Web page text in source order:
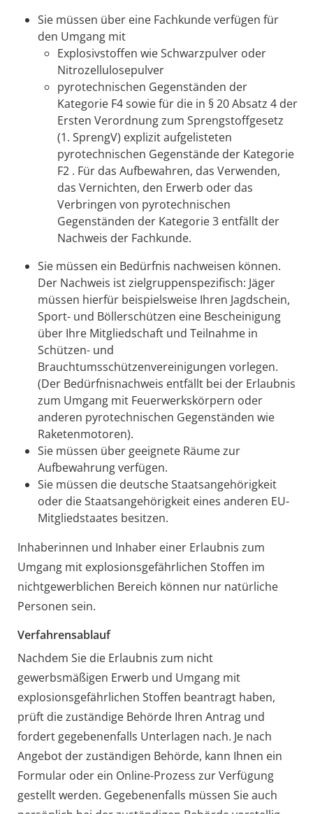
Sie müssen über eine Fachkunde verfügen für
den Umgang mit
Explosivstoffen wie Schwarzpulver oder
Nitrozellulosepulver
pyrotechnischen Gegenständen der
Kategorie F4 sowie für die in § 20 Absatz 4 der
Ersten Verordnung zum Sprengstoffgesetz
(1. SprengV) explizit aufgelisteten
pyrotechnischen Gegenstände der Kategorie
F2 . Für das Aufbewahren, das Verwenden,
das Vernichten, den Erwerb oder das
Verbringen von pyrotechnischen
Gegenständen der Kategorie 3 entfällt der
Nachweis der Fachkunde.
Sie müssen ein Bedürfnis nachweisen können.
Der Nachweis ist zielgruppenspezifisch: Jäger
müssen hierfür beispielsweise Ihren Jagdschein,
Sport- und Böllerschützen eine Bescheinigung
über Ihre Mitgliedschaft und Teilnahme in
Schützen- und
Brauchtumsschützenvereinigungen vorlegen.
(Der Bedürfnisnachweis entfällt bei der Erlaubnis
zum Umgang mit Feuerwerkskörpern oder
anderen pyrotechnischen Gegenständen wie
Raketenmotoren).
Sie müssen über geeignete Räume zur
Aufbewahrung verfügen.
Sie müssen die deutsche Staatsangehörigkeit
oder die Staatsangehörigkeit eines anderen EU-
Mitgliedstaates besitzen.
Inhaberinnen und Inhaber einer Erlaubnis zum
Umgang mit explosionsgefährlichen Stoffen im
nichtgewerblichen Bereich können nur natürliche
Personen sein.
Verfahrensablauf
Nachdem Sie die Erlaubnis zum nicht
gewerbsmäßigen Erwerb und Umgang mit
explosionsgefährlichen Stoffen beantragt haben,
prüft die zuständige Behörde Ihren Antrag und
fordert gegebenenfalls Unterlagen nach. Je nach
Angebot der zuständigen Behörde, kann Ihnen ein
Formular oder ein Online-Prozess zur Verfügung
gestellt werden. Gegebenenfalls müssen Sie auch